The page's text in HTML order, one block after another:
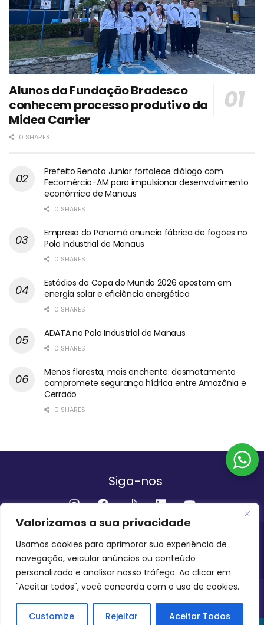
Valorizamos a sua privacidade
Usamos cookies para aprimorar sua experiência de
navegação, veicular anúncios ou conteúdo
personalizado e analisar nosso tráfego. Ao clicar em
"Aceitar todos", você concorda com o uso de cookies.
Customize Rejeitar Aceitar Todos
Alunos da Fundação Bradesco
conhecem processo produtivo da
Midea Carrier
0 SHARES
Prefeito Renato Junior fortalece diálogo com
Fecomércio-AM para impulsionar desenvolvimento
econômico de Manaus
0 SHARES
Empresa do Panamá anuncia fábrica de fogões no
Polo Industrial de Manaus
0 SHARES
Estádios da Copa do Mundo 2026 apostam em
energia solar e eficiência energética
0 SHARES
ADATA no Polo Industrial de Manaus
0 SHARES
Menos floresta, mais enchente: desmatamento
compromete segurança hídrica entre Amazônia e
Cerrado
0 SHARES
Siga-nos
Institucional
QUEM SOMOS FALE CONOSCO
INVEST AMAZÔNIA BRASIL
COPYRIGHT 2024 - 2026